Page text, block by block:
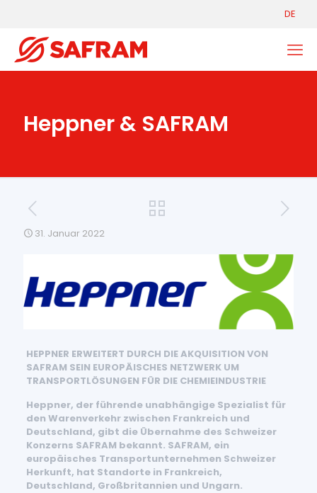
DE
Heppner & SAFRAM
31. Januar 2022
HEPPNER ERWEITERT DURCH DIE AKQUISITION VON
SAFRAM SEIN EUROPÄISCHES NETZWERK UM
TRANSPORTLÖSUNGEN FÜR DIE CHEMIEINDUSTRIE
Heppner, der führende unabhängige Spezialist für
den Warenverkehr zwischen Frankreich und
Deutschland, gibt die Übernahme des Schweizer
Konzerns SAFRAM bekannt. SAFRAM, ein
europäisches Transportunternehmen Schweizer
Herkunft, hat Standorte in Frankreich,
Deutschland, Großbritannien und Ungarn.